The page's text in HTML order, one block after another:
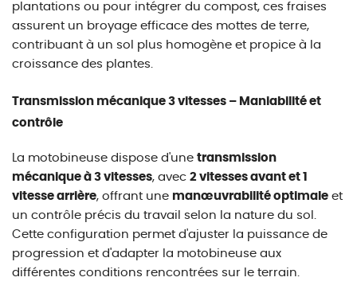
plantations ou pour intégrer du compost, ces fraises
assurent un broyage efficace des mottes de terre,
contribuant à un sol plus homogène et propice à la
croissance des plantes.
Transmission mécanique 3 vitesses – Maniabilité et
contrôle
La motobineuse dispose d'une transmission
mécanique à 3 vitesses, avec 2 vitesses avant et 1
vitesse arrière, offrant une manœuvrabilité optimale et
un contrôle précis du travail selon la nature du sol.
Cette configuration permet d'ajuster la puissance de
progression et d'adapter la motobineuse aux
différentes conditions rencontrées sur le terrain.